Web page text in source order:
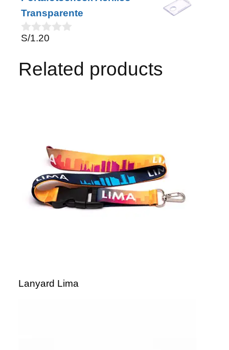
t
o
f
5
Transparente
0
t
S/1.20
Related products
Lanyard Lima